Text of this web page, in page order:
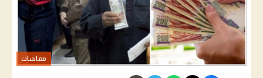
معاشات